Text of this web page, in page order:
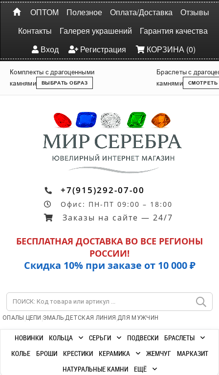
ОПТОМ Полезное Оплата/Доставка
Отзывы
Контакты
Галерея украшений
Гарантия качества
Вход
Регистрация КОРЗИНА (0)
Комплекты с драгоценными
камнями
ВЫБРАТЬ ОБРАЗ
Браслеты с
камнями
СМОТРЕТЬ
+7(915)292-07-00
Офис: ПН-ПТ 09:00 – 18:00
Заказы на сайте — 24/7
БЕСПЛАТНАЯ ДОСТАВКА ВО ВСЕ РЕГИОНЫ
РОССИИ!
Скидка 10% при заказе от 10 000 ₽
ОПАЛЫ | ЦЕПИ |ЭМАЛЬ|ДЕТСКАЯ ЛИНИЯ |ДЛЯ МУЖЧИН
НОВИНКИ КОЛЬЦА СЕРЬГИ ПОДВЕСКИ
БРАСЛЕТЫ
КОЛЬЕ
БРОШИ КРЕСТИКИ КЕРАМИКА ЖЕМЧУГ
МАРКАЗИТ
НАТУРАЛЬНЫЕ КАМНИ
ЕЩЁ